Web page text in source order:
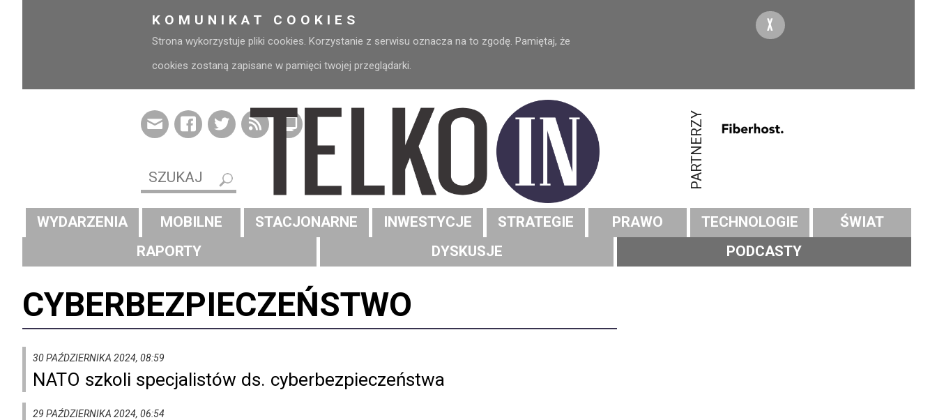
KOMUNIKAT COOKIES
Strona wykorzystuje pliki cookies. Korzystanie z serwisu oznacza na to zgodę. Pamiętaj, że
cookies zostaną zapisane w pamięci twojej przeglądarki.
X
PARTNERZY
WYDARZENIA MOBILNE STACJONARNE INWESTYCJE STRATEGIE PRAWO TECHNOLOGIE
ŚWIAT
RAPORTY
DYSKUSJE PODCASTY
CYBERBEZPIECZEŃSTWO
30 PAŹDZIERNIKA 2024, 08:59
NATO szkoli specjalistów ds. cyberbezpieczeństwa
29 PAŹDZIERNIKA 2024, 06:54